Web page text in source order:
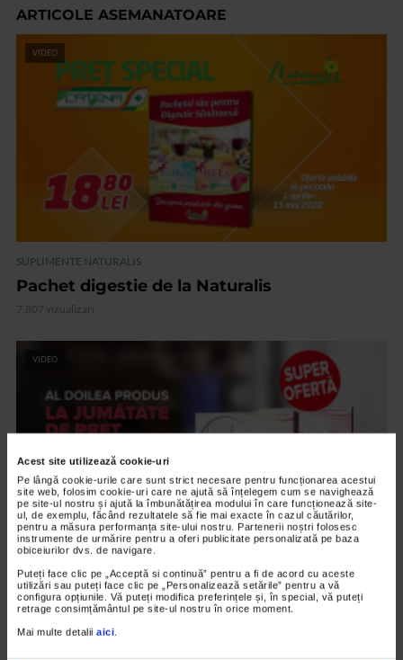
Acest site utilizează cookie-uri
Pe lângă cookie-urile care sunt strict necesare pentru funcționarea acestui
site web, folosim cookie-uri care ne ajută să înțelegem cum se navighează
pe site-ul nostru și ajută la îmbunătățirea modului în care funcționează site-
ul, de exemplu, făcând rezultatele să fie mai exacte în cazul căutărilor,
pentru a măsura performanța site-ului nostru. Partenerii noștri folosesc
instrumente de urmărire pentru a oferi publicitate personalizată pe baza
obiceiurilor dvs. de navigare.
Puteți face clic pe „Acceptă si continuă” pentru a fi de acord cu aceste
utilizări sau puteți face clic pe „Personalizează setările” pentru a vă
configura opțiunile. Vă puteți modifica preferințele și, în special, vă puteți
retrage consimțământul pe site-ul nostru în orice moment.
Mai multe detalii aici
ARTICOLE ASEMANATOARE
VIDEO
SUPLIMENTE NATURALIS
Pachet digestie de la Naturalis
7.807 vizualizari
VIDEO
SUPLIMENTE NATURALIS
Apetitslim si Lipidoslim de la Naturalis
7.909 vizualizari